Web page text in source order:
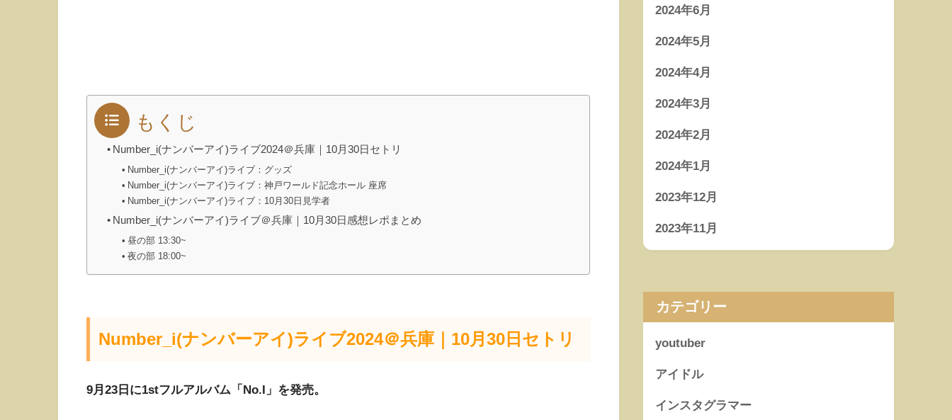
もくじ
Number_i(ナンバーアイ)ライブ2024＠兵庫｜10月30日セトリ
Number_i(ナンバーアイ)ライブ：グッズ
Number_i(ナンバーアイ)ライブ：神戸ワールド記念ホール 座席
Number_i(ナンバーアイ)ライブ：10月30日見学者
Number_i(ナンバーアイ)ライブ＠兵庫｜10月30日感想レポまとめ
昼の部 13:30~
夜の部 18:00~
Number_i(ナンバーアイ)ライブ2024＠兵庫｜10月30日セトリ
9月23日に1stフルアルバム「No.I」を発売。
2024年6月
2024年5月
2024年4月
2024年3月
2024年2月
2024年1月
2023年12月
2023年11月
カテゴリー
youtuber
アイドル
インスタグラマー